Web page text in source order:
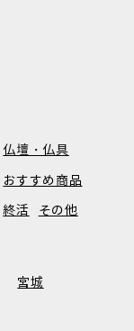
仏壇・仏具
おすすめ商品
終活 その他
宮城